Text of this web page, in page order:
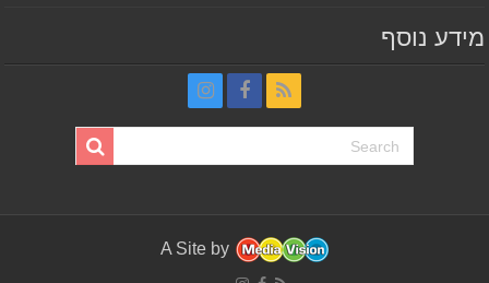
נוסף
A Site by